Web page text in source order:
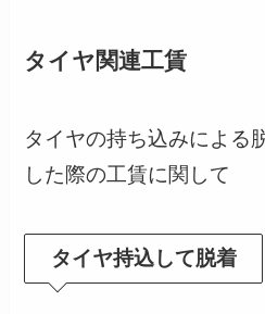
タイヤ関連工賃
タイヤの持ち込みによる
した際の工賃に関して
タイヤ持込して脱着